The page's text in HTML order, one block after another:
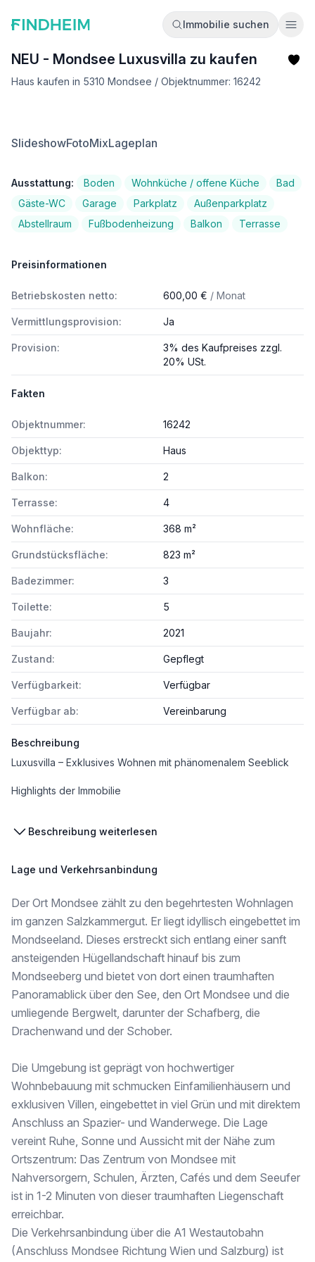
Immobilie suchen
NEU - Mondsee Luxusvilla zu kaufen
Haus kaufen in 5310 Mondsee / Objektnummer: 16242
SlideshowFotoMixLageplan
Ausstattung: Boden Wohnküche / offene Küche
Bad
Gäste-WC
Garage Parkplatz
Außenparkplatz
Abstellraum
Fußbodenheizung Balkon Terrasse
Preisinformationen
Betriebskosten netto: 600,00 € / Monat
Vermittlungsprovision: Ja
Provision:
3% des Kaufpreises zzgl.
20% USt.
Fakten
Objektnummer: 16242
Objekttyp: Haus
Balkon: 2
Terrasse: 4
Wohnfläche: 368 m²
Grundstücksfläche: 823 m²
Badezimmer: 3
Toilette: 5
Baujahr: 2021
Zustand: Gepflegt
Verfügbarkeit: Verfügbar
Verfügbar ab: Vereinbarung
Beschreibung
Luxusvilla – Exklusives Wohnen mit phänomenalem Seeblick
Highlights der Immobilie
* Großzügige Villa mit zwei Wohneinheiten – gemeinsam oder getrennt nutzbar und somit auch ideal für Mehrgenerationenwohnen oder als Anlageobjekt
* Terrassen: 4 großzügige Terrassenbereiche (Ost- Süd- und Westausrichtung)
* Baujahr: 2021, massive Bauweise, Top-Zustand, hochwertige Ausführung
* Böden: Fliesen- und Dielenböden
* Heizung: LWP, Fußbodenheizung
* Sonnenschutz
* Pool
-------------
Diese moderne, exklusive Villa bietet ein unvergleichliches Wohnerlebnis auf höchstem Niveau. Die moderne Architektur gepaart mit hochwertiger Ausstattung garantiert maximalen Wohnkomfort und Langlebigkeit.
Die bevorzugte Aussichtsage ermöglicht einen wundervollen Blick über den See, die umliegenden Berge und ins Mondseeland. Zahlreiche Terrassen mit phänomenalen Ausblicken, die edle Wohnküche sowie der geschützte Poolbereich sorgen für die erwünschte Freiheit, Entspannung und luxuriöses Wohngefühl.
Die Villa verfügt über zwei eigenständige Wohneinheiten mit separaten großzügigen Terrassenbereichen. Beide Einheiten sind architektonisch verbunden und das Anwesen kann selbstverständlich auch gesamt als großzügige Immobilie genutzt werden. Auf Grund der Bestlage ist diese Liegenschaft zudem auch als Anlageobjekt geeignet.
-------------
Aufteilung und Ausstattung
Die Villa erstreckt sich über zwei Stockwerke (EG und OG) sowie einen Einfahrtsbereich mit Garage für 3 Fahrzeuge und dem UG mit Technik. Das Luxusanwesen besticht durch eine durchdachte Raumaufteilung sowie exklusive Ausstattung. Ein eleganter Treppenaufgang führt in den Halbstock (UG), wo ein separater Raum als Weinkeller oder Fitnessbereich genutzt werden kann.
Beschreibung weiterlesen
Lage und Verkehrsanbindung
Der Ort Mondsee zählt zu den begehrtesten Wohnlagen
im ganzen Salzkammergut. Er liegt idyllisch eingebettet im
Mondseeland. Dieses erstreckt sich entlang einer sanft
ansteigenden Hügellandschaft hinauf bis zum
Mondseeberg und bietet von dort einen traumhaften
Panoramablick über den See, den Ort Mondsee und die
umliegende Bergwelt, darunter der Schafberg, die
Drachenwand und der Schober.
Die Umgebung ist geprägt von hochwertiger
Wohnbebauung mit schmucken Einfamilienhäusern und
exklusiven Villen, eingebettet in viel Grün und mit direktem
Anschluss an Spazier- und Wanderwege. Die Lage
vereint Ruhe, Sonne und Aussicht mit der Nähe zum
Ortszentrum: Das Zentrum von Mondsee mit
Nahversorgern, Schulen, Ärzten, Cafés und dem Seeufer
ist in 1-2 Minuten von dieser traumhaften Liegenschaft
erreichbar.
Die Verkehrsanbindung über die A1 Westautobahn
(Anschluss Mondsee Richtung Wien und Salzburg) ist